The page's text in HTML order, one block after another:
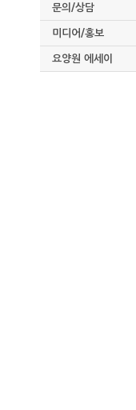
문의/상담
미디어/홍보
요양원 에세이